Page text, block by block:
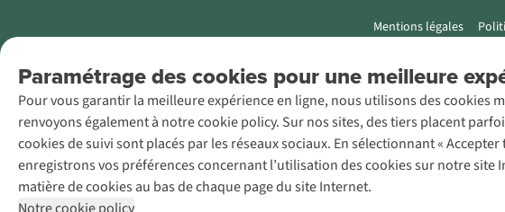
Paramétrage des cookies pour une meilleure
Pour vous garantir la meilleure expérience en ligne, nous utilisons des
renvoyons également à notre cookie policy. Sur nos sites, des tiers placent
cookies de suivi sont placés par les réseaux sociaux. En sélectionnant «
enregistrons vos préférences concernant l’utilisation des cookies sur notre
matière de cookies au bas de chaque page du site Internet.
Mentions légales
AS Adventure
Luxemburg SA,
Boulevard F.W.
Raiffeisen 25, L-
2411
Luxembourg
+32 (0)3 828